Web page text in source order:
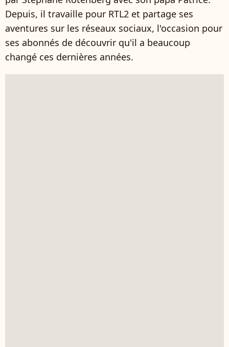
Depuis, il travaille pour RTL2 et partage ses
aventures sur les réseaux sociaux, l'occasion pour
ses abonnés de découvrir qu'il a beaucoup
changé ces dernières années.